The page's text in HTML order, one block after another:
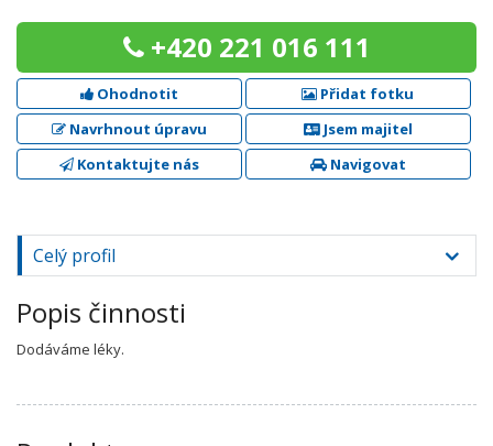
+420 221 016 111
Ohodnotit
Přidat fotku
Navrhnout úpravu
Jsem majitel
Kontaktujte nás
Navigovat
Celý profil
Popis činnosti
Dodáváme léky.